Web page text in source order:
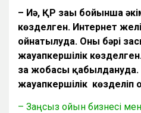
– Иә, ҚР заңы бойынша
көзделген. Интернет
ойнатылуда. Оның бәрі
жауапкершілік
заң жобасы
жауапкершілік көзделіп
– Заңсыз ойын бизнесі